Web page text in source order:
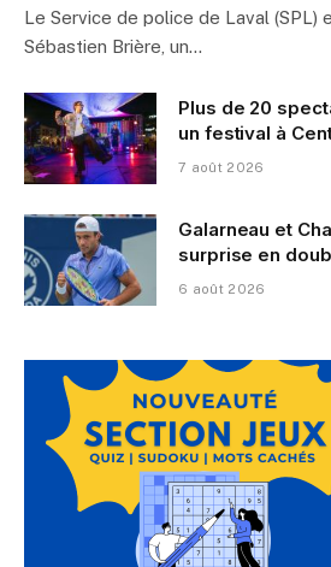
Le Service de police de Laval (SPL)
Sébastien Brière, un…
Plus de 20
un festival à
7 août 2026
Galarneau et
surprise en
6 août 2026